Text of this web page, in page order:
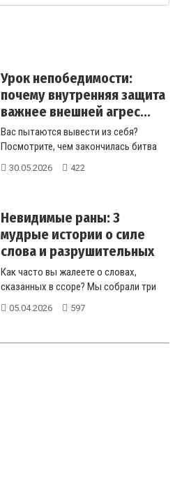
Урок непобедимости:
почему внутренняя защита
важнее внешней агрес...
Вас пытаются вывести из себя?
Посмотрите, чем закончилась битва
ястреба с черепахой. Эта притча науч...
30.05.2026 422
Невидимые раны: 3
мудрые истории о силе
слова и разрушительных
эм...
Как часто вы жалеете о словах,
сказанных в ссоре? Мы собрали три
мощные истории, которые покажут,
05.04.2026 597